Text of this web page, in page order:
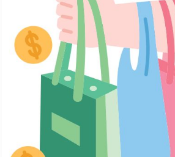
Verkaufspsychologie